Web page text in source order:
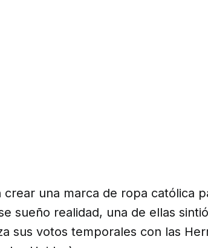
crear una marca de ropa católica
sueño realidad, una de ellas
sus votos temporales con las